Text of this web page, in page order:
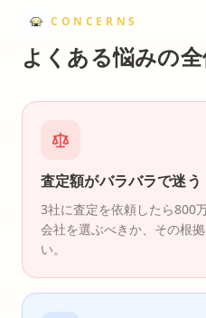
CONCERNS
よくある悩みの
査定額がバラバラで迷う
3社に査定を依頼したら800
会社を選ぶべきか、その根
い。